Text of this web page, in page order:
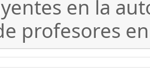
en la
profesores